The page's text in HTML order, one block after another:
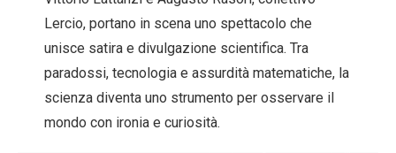
Lercio, portano in scena uno spettacolo che
unisce satira e divulgazione scientifica. Tra
paradossi, tecnologia e assurdità matematiche, la
scienza diventa uno strumento per osservare il
mondo con ironia e curiosità.